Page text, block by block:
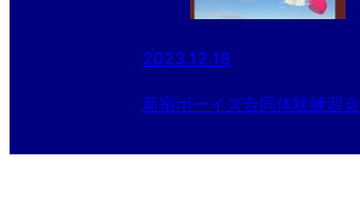
2023.12.18
新宿ボーイズ合同体験練習会